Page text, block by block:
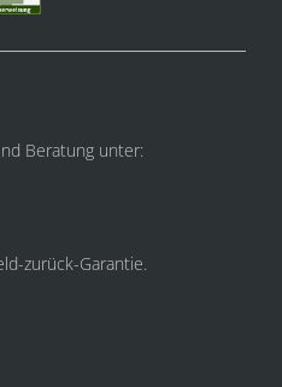
Beratung unter:
zurück-Garantie.